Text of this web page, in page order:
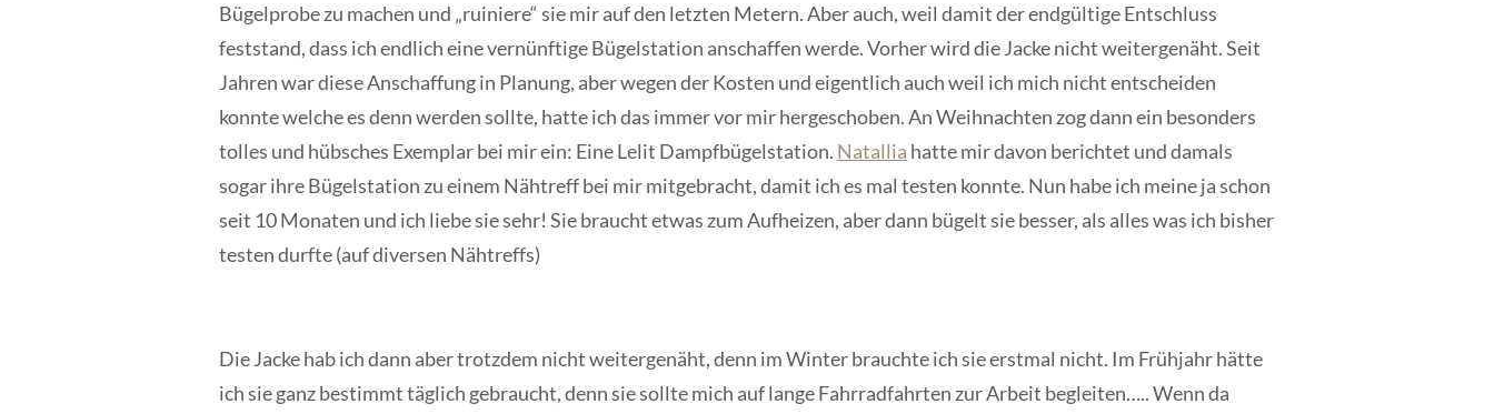
Bügelprobe zu machen und „ruiniere“ sie mir auf den letzten Metern. Aber auch, weil damit der endgültige Entschluss
feststand, dass ich endlich eine vernünftige Bügelstation anschaffen werde. Vorher wird die Jacke nicht weitergenäht. Seit
Jahren war diese Anschaffung in Planung, aber wegen der Kosten und eigentlich auch weil ich mich nicht entscheiden
konnte welche es denn werden sollte, hatte ich das immer vor mir hergeschoben. An Weihnachten zog dann ein besonders
tolles und hübsches Exemplar bei mir ein: Eine Lelit Dampfbügelstation. Natallia hatte mir davon berichtet und damals
sogar ihre Bügelstation zu einem Nähtreff bei mir mitgebracht, damit ich es mal testen konnte. Nun habe ich meine ja schon
seit 10 Monaten und ich liebe sie sehr! Sie braucht etwas zum Aufheizen, aber dann bügelt sie besser, als alles was ich bisher
testen durfte (auf diversen Nähtreffs)
Die Jacke hab ich dann aber trotzdem nicht weitergenäht, denn im Winter brauchte ich sie erstmal nicht. Im Frühjahr hätte
ich sie ganz bestimmt täglich gebraucht, denn sie sollte mich auf lange Fahrradfahrten zur Arbeit begleiten….. Wenn da